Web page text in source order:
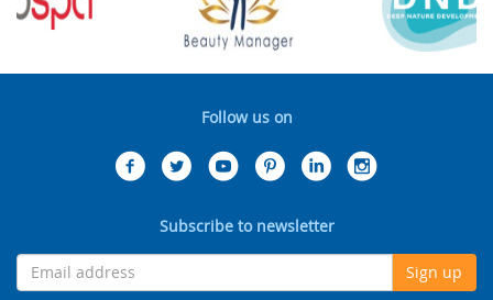
Follow us on
Subscribe to newsletter
Sign up